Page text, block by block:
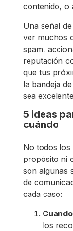
contenido, o
Una señal
ver muchos
spam,
reputación
que tus
la bandeja
sea
5 ideas
cuándo
No todos los
propósito ni
son algunas
de
cada caso:
los